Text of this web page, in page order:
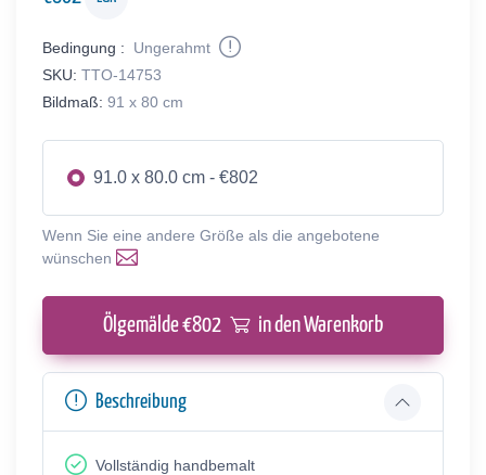
Bedingung :
Ungerahmt
SKU: TTO-14753
Bildmaß: 91 x 80 cm
91.0 x 80.0 cm - €802
Wenn Sie eine andere Größe als die angebotene
wünschen
Ölgemälde €802 in den Warenkorb
Beschreibung
Vollständig handbemalt